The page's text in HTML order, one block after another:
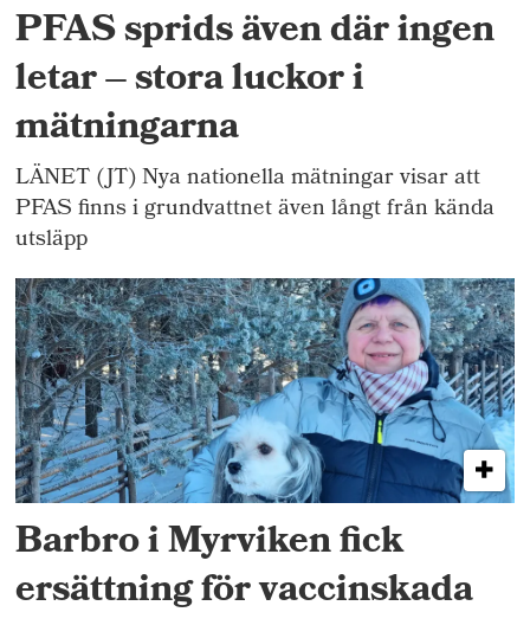
PFAS sprids även där ingen
letar – stora luckor i
mätningarna
LÄNET (JT) Nya nationella mätningar visar att
PFAS finns i grundvattnet även långt från kända
utsläpp
Barbro i Myrviken fick
ersättning för vaccinskada